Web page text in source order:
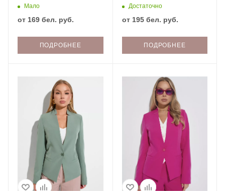
Мало
от 169 бел. руб.
ПОДРОБНЕЕ
Достаточно
от 195 бел. руб.
ПОДРОБНЕЕ